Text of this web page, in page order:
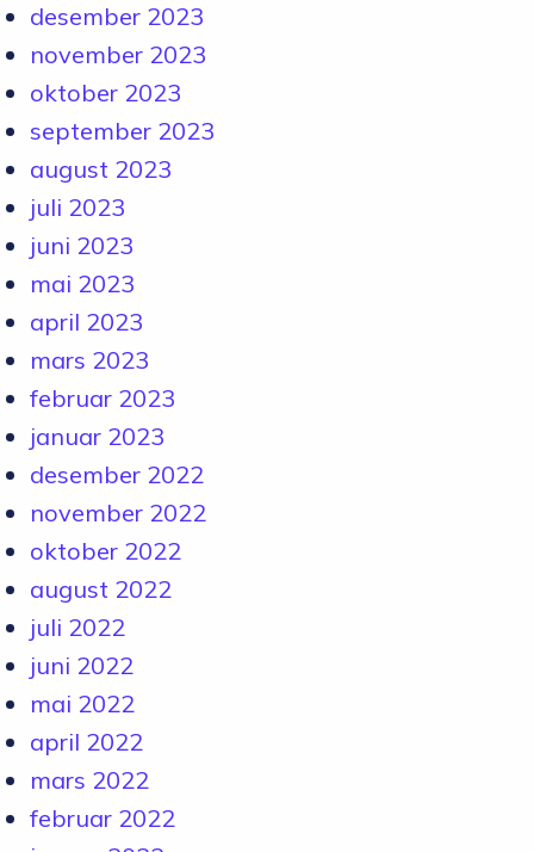
desember 2023
november 2023
oktober 2023
september 2023
august 2023
juli 2023
juni 2023
mai 2023
april 2023
mars 2023
februar 2023
januar 2023
desember 2022
november 2022
oktober 2022
august 2022
juli 2022
juni 2022
mai 2022
april 2022
mars 2022
februar 2022